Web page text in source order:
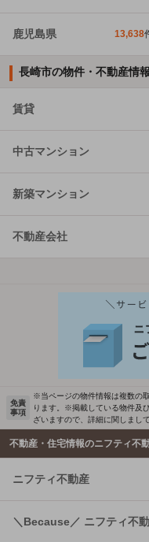
鹿児島県 13,638
長崎市の物件・不動産情
賃貸
中古マンション
新築マンション
不動産会社
免責
事項
※当ページの物件情報は複数の
ります。※掲載している物件及
ざいますので、詳細に関しまし
不動産・住宅情報のニフティ不
ニフティ不動産
＼Because／ ニフティ不